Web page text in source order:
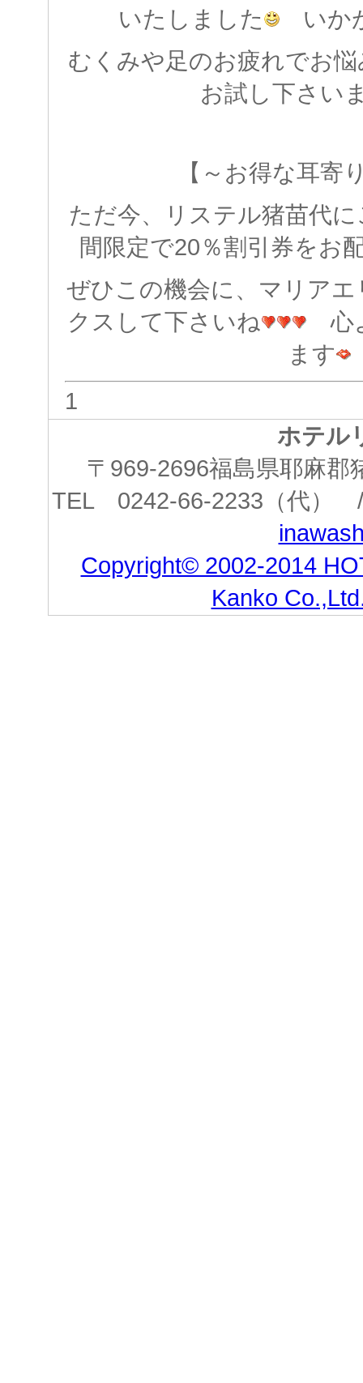
いたしました
いか
むくみや足のお疲れでお
お試し下さい
【～お得な耳寄
ただ今、リステル猪苗代
間限定で20％割引券をお
ぜひこの機会に、マリア
クスして下さいね
心
ます
1
ホテル
〒969-2696福島県耶麻
TEL 0242-66-2233（代
Copyright© 2002-2014
Kanko